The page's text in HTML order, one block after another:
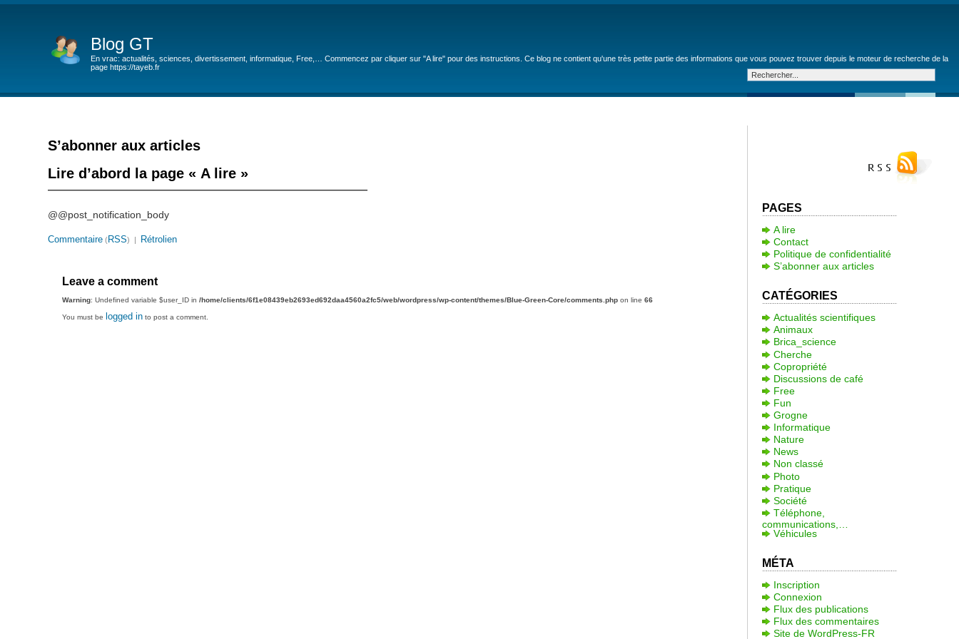
Blog GT
En vrac: actualités, sciences, divertissement, informatique, Free,… Commencez par cliquer sur "A lire" pour des instructions. Ce blog ne contient qu'une très petite partie des informations que vous pouvez trouver depuis le moteur de recherche de la
page https://tayeb.fr
S’abonner aux articles
Lire d’abord la page « A lire »
————————————————————————————————
@@post_notification_body
Commentaire (RSS) | Rétrolien
Leave a comment
Warning: Undefined variable $user_ID in/home/clients/6f1e08439eb2693ed692daa4560a2fc5/web/wordpress/wp-content/themes/Blue-Green-Core/comments.php on line66
You must be logged in to post a comment.
PAGES
A lire
Contact
Politique de confidentialité
S’abonner aux articles
CATÉGORIES
Actualités scientifiques
Animaux
Brica_science
Cherche
Copropriété
Discussions de café
Free
Fun
Grogne
Informatique
Nature
News
Non classé
Photo
Pratique
Société
Téléphone,
communications,…
Véhicules
MÉTA
Inscription
Connexion
Flux des publications
Flux des commentaires
Site de WordPress-FR